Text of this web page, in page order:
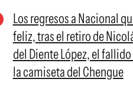
Los regresos a Nacional
feliz, tras el retiro de
del Diente López, el
la camiseta del Chengue